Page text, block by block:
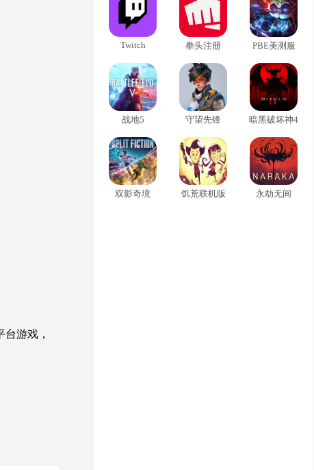
游戏，
Twitch 拳头注册 PBE美测服
战地5 守望先锋 暗黑破坏神4
双影奇境 饥荒联机版 永劫无间